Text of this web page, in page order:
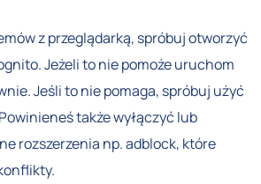
z przeglądarką, spróbuj otworzyć
Jeżeli to nie pomoże uruchom
Jeśli to nie pomaga, spróbuj użyć
także wyłączyć lub
rozszerzenia np. adblock, które